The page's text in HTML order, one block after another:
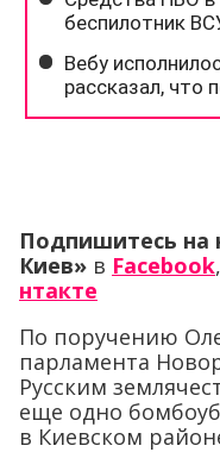
Подпишитесь на
Киев» в Facebook,
нтакте
По поручению
парламента
Русским
еще одно
в Киевском